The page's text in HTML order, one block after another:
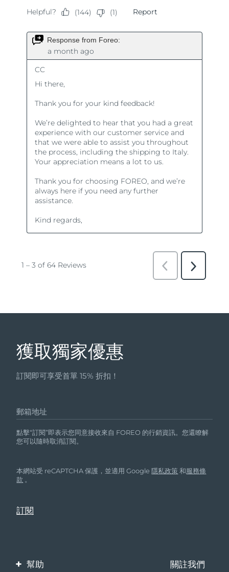
獲取獨家優惠
訂閱即可享受首單 15% 折扣！
郵箱地址
點擊“訂閱”即表示您同意接收來自 FOREO 的行銷資訊。您還瞭解
您可以隨時取消訂閱。
本網站受 reCAPTCHA 保護，並適用 Google隱私政策 和服務條
款 。
幫助 關註我們